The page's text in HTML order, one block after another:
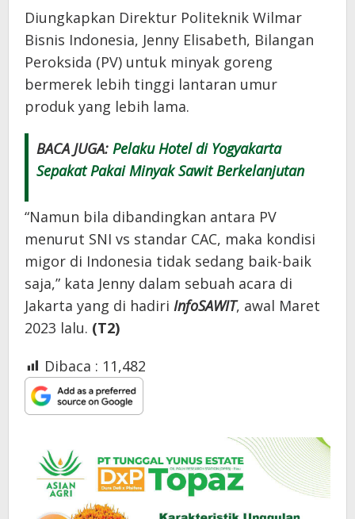
Diungkapkan Direktur Politeknik Wilmar
Bisnis Indonesia, Jenny Elisabeth, Bilangan
Peroksida (PV) untuk minyak goreng
bermerek lebih tinggi lantaran umur
produk yang lebih lama.
BACA JUGA: Pelaku Hotel di Yogyakarta
Sepakat Pakai Minyak Sawit Berkelanjutan
“Namun bila dibandingkan antara PV
menurut SNI vs standar CAC, maka kondisi
migor di Indonesia tidak sedang baik-baik
saja,” kata Jenny dalam sebuah acara di
Jakarta yang di hadiri InfoSAWIT, awal Maret
2023 lalu. (T2)
Dibaca : 11,482